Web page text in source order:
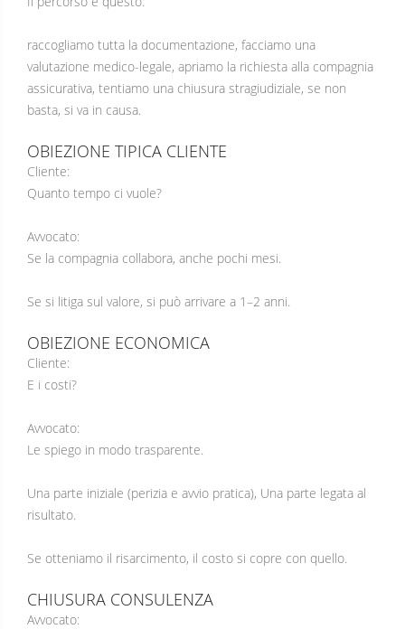
raccogliamo tutta la documentazione, facciamo una
valutazione medico-legale, apriamo la richiesta alla compagnia
assicurativa, tentiamo una chiusura stragiudiziale, se non
basta, si va in causa.
OBIEZIONE TIPICA CLIENTE
Cliente:
Quanto tempo ci vuole?
Avvocato:
Se la compagnia collabora, anche pochi mesi.
Se si litiga sul valore, si può arrivare a 1–2 anni.
OBIEZIONE ECONOMICA
Cliente:
E i costi?
Avvocato:
Le spiego in modo trasparente.
Una parte iniziale (perizia e avvio pratica), Una parte legata al
risultato.
Se otteniamo il risarcimento, il costo si copre con quello.
CHIUSURA CONSULENZA
Avvocato: